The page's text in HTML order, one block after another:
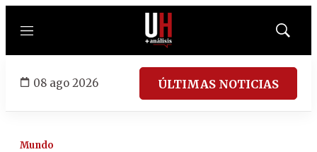
Menú
Mostrar
08 ago 2026 ÚLTIMAS NOTICIAS
Mundo